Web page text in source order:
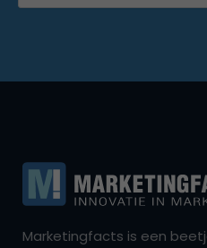
Marketingfacts is een